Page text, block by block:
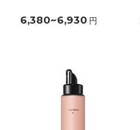
6,380~6,930 円